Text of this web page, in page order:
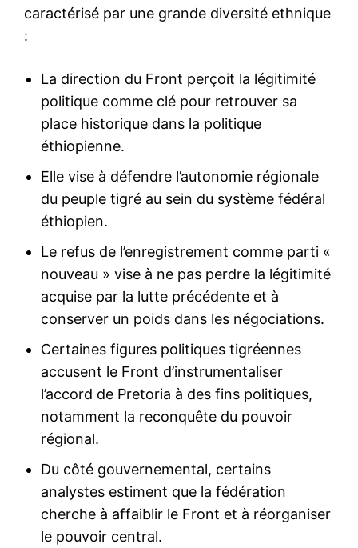
caractérisé par une grande diversité ethnique
:
La direction du Front perçoit la légitimité
politique comme clé pour retrouver sa
place historique dans la politique
éthiopienne.
Elle vise à défendre l’autonomie régionale
du peuple tigré au sein du système fédéral
éthiopien.
Le refus de l’enregistrement comme parti «
nouveau » vise à ne pas perdre la légitimité
acquise par la lutte précédente et à
conserver un poids dans les négociations.
Certaines figures politiques tigréennes
accusent le Front d’instrumentaliser
l’accord de Pretoria à des fins politiques,
notamment la reconquête du pouvoir
régional.
Du côté gouvernemental, certains
analystes estiment que la fédération
cherche à affaiblir le Front et à réorganiser
le pouvoir central.